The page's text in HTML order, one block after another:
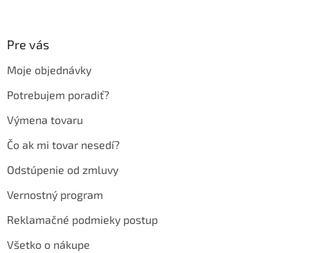
Pre vás
Moje objednávky
Potrebujem poradiť?
Výmena tovaru
Čo ak mi tovar nesedí?
Odstúpenie od zmluvy
Vernostný program
Reklamačné podmieky postup
Všetko o nákupe